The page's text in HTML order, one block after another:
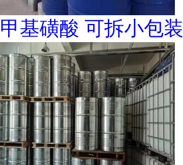
甲基磺酸 可拆小包装